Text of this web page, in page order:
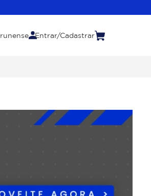
Entrar/Cadastrar